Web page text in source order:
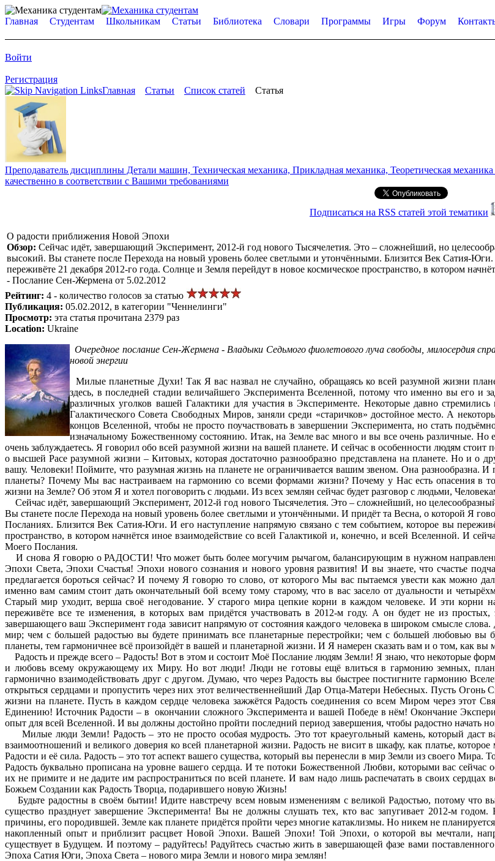
Главная Студентам Школьникам Статьи Библиотека Словари Программы Игры Форум
Войти
Регистрация
Главная
Статьи Список статей Статья
Преподаватель дисциплины Детали машин, Техническая механика, Прикладная механика, Теоретическая
качественно в соответствии с Вашими требованиями
Подписаться на RSS статей этой тематики
О радости приближения Новой Эпохи
Обзор: Сейчас идёт, завершающий Эксперимент, 2012-й год нового Тысячелетия. Это – сложнейший, но
высокий. Вы станете после Перехода на новый уровень более светлыми и утончёнными. Близится Век Сатия-
переживёте 21 декабря 2012-го года. Солнце и Земля перейдут в новое космическое пространство, в котором
- Послание Сен-Жермена от 5.02.2012
Рейтинг: 4 - количество голосов за статью
Публикация: 05.02.2012, в категории "Ченнелинги"
Просмотр: эта статья прочитана 2379 раз
Location: Ukraine
Очередное послание Сен-Жермена- Владыки Седьмого фиолетового луча свободы, милосердия
новой энергии
Милые планетные Духи! Так Я вас назвал не случайно, обращаясь ко всей разумной жизни
здесь, в последней стадии величайшего Эксперимента Вселенной, потому что именно вы его
различных уголков вашей Галактики для участия в Эксперименте. Некоторые давно
Галактического Совета Свободных Миров, заняли среди «старичков» достойное место. А
концов Вселенной, чтобы не просто поучаствовать в завершении Эксперимента, но стать
изначальному Божественному состоянию. Итак, на Земле вас много и вы все очень различные. Но
очень заблуждаетесь. Я говорил обо всей разумной жизни на вашей планете. И сейчас в особенности людям стоит
о высшей Расе разумной жизни – Китовых, которая достаточно разнообразно представлена на планете. Но и о
вашу. Человеки! Поймите, что разумная жизнь на планете не ограничивается вашим звеном. Она
планеты? Почему Мы вас настраиваем на гармонию со всеми формами жизни? Почему у Нас есть опасения в
жизни на Земле? Об этом Я и хотел поговорить с людьми. Из всех землян сейчас будет разговор с людьми,
Сейчас идёт, завершающий Эксперимент, 2012-й год нового Тысячелетия. Это – сложнейший, но
Вы станете после Перехода на новый уровень более светлыми и утончёнными. И придёт та Весна, о которой Я
Посланиях. Близится Век Сатия-Юги. И его наступление напрямую связано с тем событием, которое вы
пространство, в котором начнётся иное взаимодействие со всей Галактикой и, конечно, и всей Вселенной. И
Моего Послания.
И снова Я говорю о РАДОСТИ! Что может быть более могучим рычагом, балансирующим в нужном
Эпохи Света, Эпохи Счастья! Эпохи нового сознания и нового уровня развития! И вы знаете, что счастье
предлагается бороться сейчас? И почему Я говорю то слово, от которого Мы вас пытаемся увести как можно
именно вам самим стоит дать окончательный бой всему тому старому, что в вас засело от дуальности и
Старый мир уходит, верша своё негодование. У старого мира цепкие корни в каждом человеке. И эти корни
переживёте все те изменения, в которых вам придётся участвовать в 2012-м году. А он будет не из
завершающего ваш Эксперимент года зависит напрямую от состояния каждого человека в широком смысле
мир; чем с большей радостью вы будете принимать все планетарные перестройки; чем с большей любовью
планеты, тем гармоничнее всё произойдёт в вашей и планетарной жизни. И Я намерен сказать вам и о том, как вы
Радость и прежде всего – Радость! Вот в этом и состоит Моё Послание людям Земли! Я знаю, что некоторые
и любовь всему окружающему их Миру. Но вот люди! Люди не готовы ещё влиться в гармонию земных,
гармонично взаимодействовать друг с другом. Думаю, что через Радость вы быстрее постигните гармонию
открыться сердцами и пропустить через них этот величественнейший Дар Отца-Матери Небесных. Пусть
жизни на планете. Пусть в каждом сердце человека зажжётся Радость соединения со всем Миром через этот
Единению! Источник Радости – в окончании сложного Эксперимента и вашей Победе в нём! Окончание
опыт для всей Вселенной. И вы должны достойно пройти последний период завершения, чтобы радостно начать
Милые люди Земли! Радость – это не просто особая мудрость. Это тот краеугольный камень, который даст
взаимоотношений и великого доверия ко всей планетарной жизни. Радость не висит в шкафу, как платье,
Радости и её сила. Радость – это тот аспект вашего существа, который вы перенесли в мир Земли из своего
Радость буквально прописана на уровне вашего сердца. И те потоки Божественной Любви, которыми вас
их не примите и не дадите им распространиться по всей планете. И вам надо лишь распечатать в своих
Божьем Создании как Радость Творца, подарившего новую Жизнь!
Будьте радостны в своём бытии! Идите навстречу всем новым изменениям с великой Радостью, потому что
существо празднует завершение Эксперимента! Вы не должны слушать тех, кто вас запугивает 2012-м
причины, его породившей. Земле как планете придётся пройти через многие катаклизмы. Но никем не
накопленный опыт и приблизит расцвет Новой Эпохи. Вашей Эпохи! Той Эпохи, о которой вы мечтали,
существует в Будущем. И поэтому – радуйтесь! Радуйтесь счастью жить в завершающей фазе вами
Эпоха Сатия Юги, Эпоха Света – нового мира Земли и нового мира землян!